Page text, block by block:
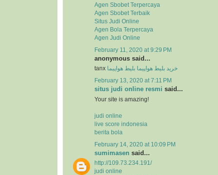
Agen Sbobet Terpercaya
Agen Sbobet Terbaik
Situs Judi Online
Agen Bola Terpercaya
Agen Judi Online
February 11, 2020 at 9:29 PM
anonymous said...
tanx خرید بلیط هواپیما بلیط هواپیما
February 13, 2020 at 7:11 PM
situs judi online resmi said...
Your site is amazing!
judi online
live score indonesia
berita bola
February 14, 2020 at 10:09 PM
sumimasen said...
http://109.73.234.191/
judi online